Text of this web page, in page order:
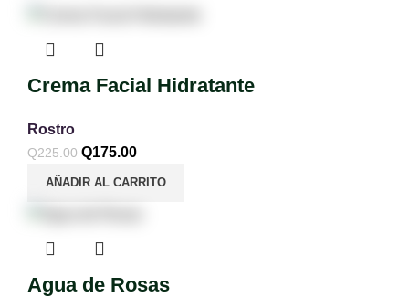
Crema Facial Hidratante
Rostro
Q225.00 Q175.00
AÑADIR AL CARRITO
Agua de Rosas